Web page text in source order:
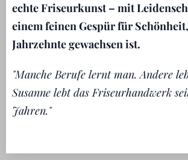
echte Friseurkunst – mit
einem feinen Gespür für
Jahrzehnte gewachsen ist.
"Manche Berufe lernt man. Andere
Susanne lebt das Friseurhandwerk
Jahren."💛